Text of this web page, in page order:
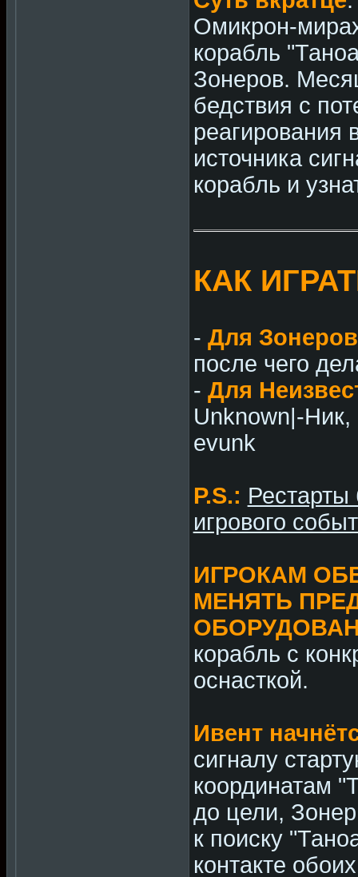
Омикрон-
корабль
Зонеров.
бедствия с
реагирования
источника
корабль и
КАК
- Для
после чего
- Для
Unknown|-Ник,
evunk
P.S.: Рестарты
игрового
ИГРОКАМ
МЕНЯТЬ
корабль с
оснасткой.
Ивент
сигналу
координатам
до цели,
к поиску
контакте